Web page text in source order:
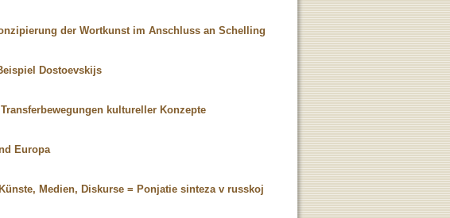
der Wortkunst im Anschluss an Schelling
Dostoevskijs
kultureller Konzepte
Europa
Medien, Diskurse = Ponjatie sinteza v russkoj